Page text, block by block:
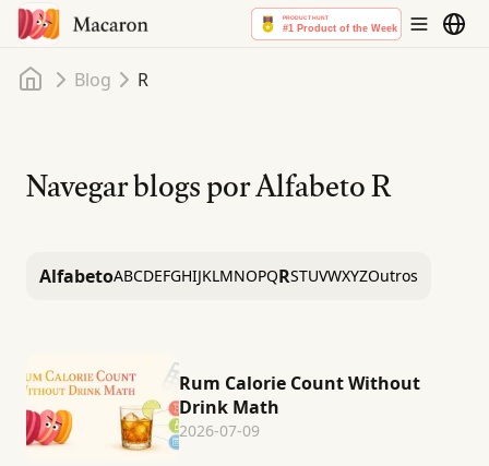
InícioBlog R
Navegar blogs por AlfabetoR
AlfabetoABCDEFGHIJKLMNOPQRSTUVWXYZOutros
Rum Calorie Count Without
Drink Math
2026-07-09